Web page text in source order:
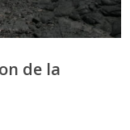
de la